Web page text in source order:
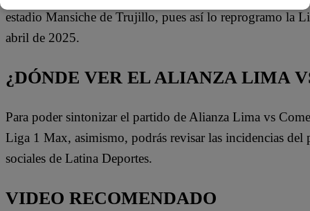
estadio Mansiche de Trujillo, pues así lo reprogramo la
abril de 2025.
¿DÓNDE VER EL ALIANZA LIMA
Para poder sintonizar el partido de Alianza Lima vs
Liga 1 Max, asimismo, podrás revisar las incidencias
sociales de Latina Deportes.
VIDEO RECOMENDADO